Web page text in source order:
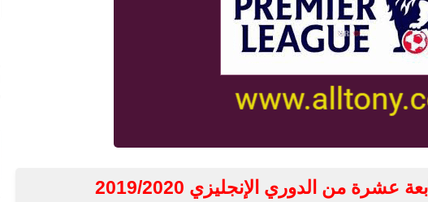
عشرة من الدوري الإنجليزي 2019/2020